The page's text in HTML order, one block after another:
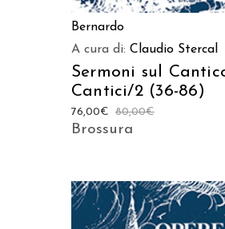
Bernardo
A cura di: Claudio Stercal
Sermoni sul
Cantici/2 (36-86)
80,00€
76,00€
Brossura